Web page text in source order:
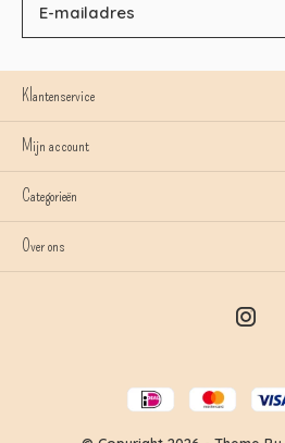
Klantenservice
Mijn account
Categorieën
Over ons